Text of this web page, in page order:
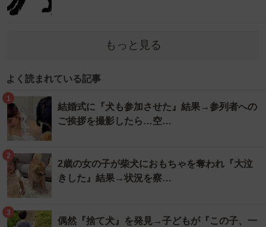
もっと見る
よく読まれている記事
1
結婚式に『犬も参加させた』結果→参列者への
ご挨拶を撮影したら…空…
2
2歳の女の子が柴犬におもちゃを奪われ『大泣
きした』結果→状況を察…
3
偶然『捨て犬』を発見→子どもが『この子、一